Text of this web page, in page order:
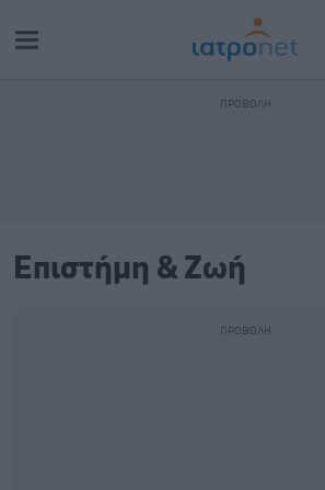
Επιστήμη & Ζωή